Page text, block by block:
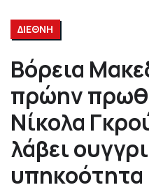
ΔΙΕΘΝΗ
Βόρεια
πρώην
Νίκολα
λάβει
υπηκοότητα